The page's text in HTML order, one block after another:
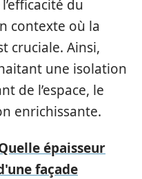
du
contexte où la
cruciale. Ainsi,
une isolation
de l’espace, le
enrichissante.
épaisseur
façade